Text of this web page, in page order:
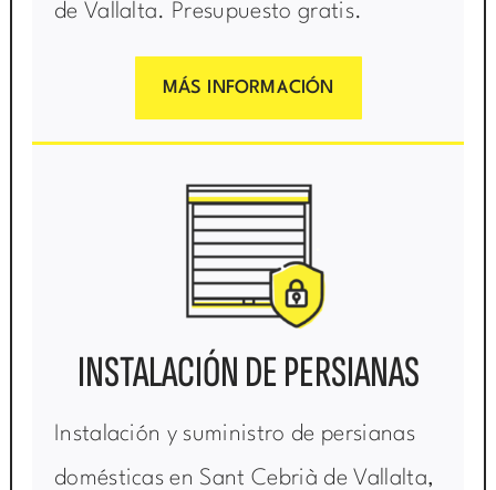
de Vallalta. Presupuesto gratis.
MÁS INFORMACIÓN
INSTALACIÓN DE PERSIANAS
Instalación y suministro de persianas
domésticas en Sant Cebrià de Vallalta,